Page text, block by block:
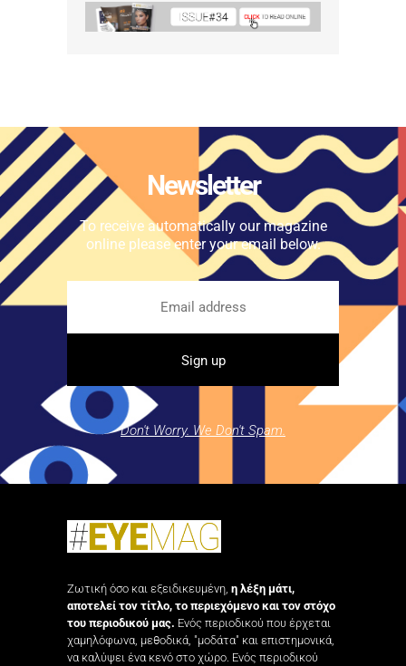
Newsletter
To receive automatically our magazine
online please enter your email below.
Don't Worry. We Don't Spam.
Ζωτική όσο και εξειδικευμένη, η λέξη μάτι,
αποτελεί τον τίτλο, το περιεχόμενο και τον στόχο
του περιοδικού μας. Ενός περιοδικού που έρχεται
χαμηλόφωνα, μεθοδικά, "μοδάτα" και επιστημονικά,
να καλύψει ένα κενό στο χώρο. Ενός περιοδικού